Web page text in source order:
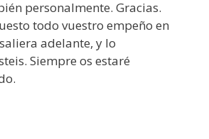
personalmente. Gracias.
todo vuestro empeño en
adelante, y lo
Siempre os estaré